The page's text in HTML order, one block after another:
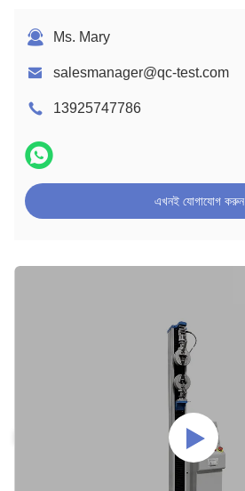
Ms. Mary
salesmanager@qc-test.com
13925747786
এখনই যোগাযোগ করুন